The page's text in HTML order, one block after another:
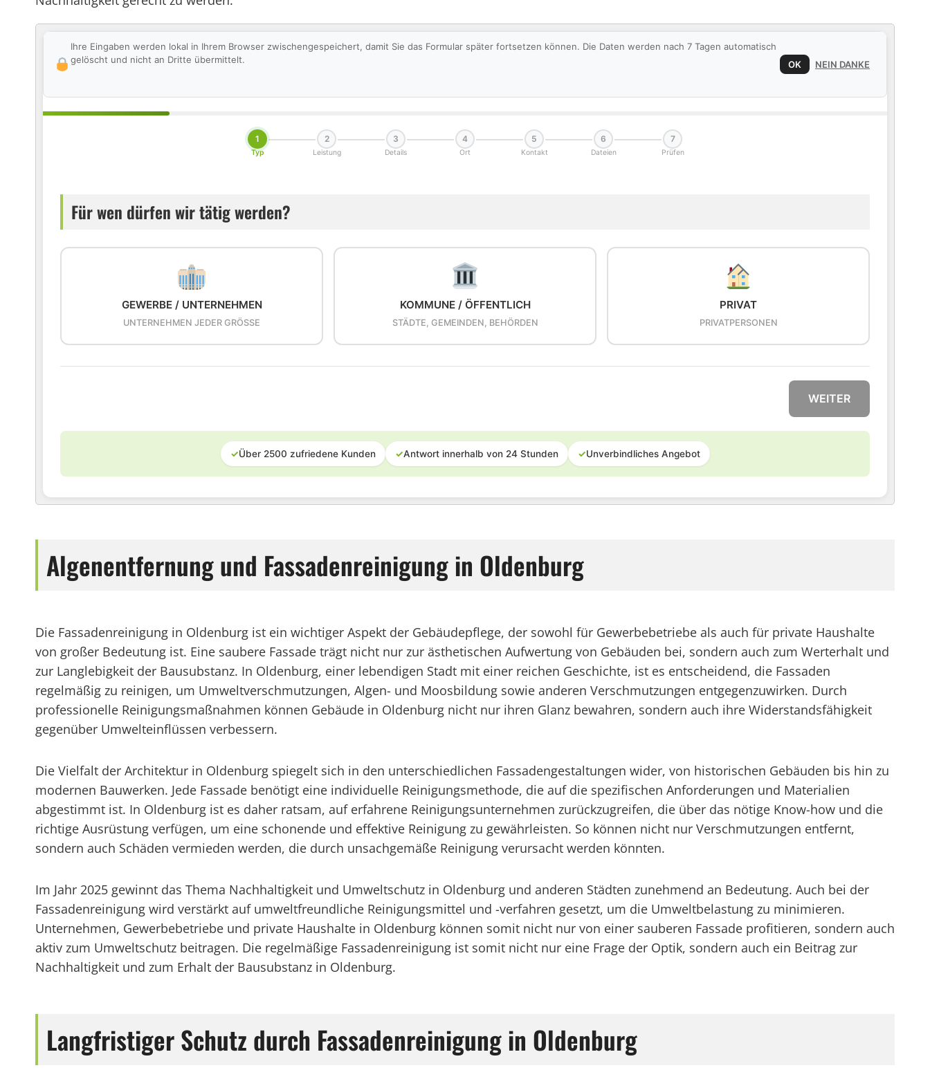
Ihre Eingaben werden lokal in Ihrem Browser zwischengespeichert, damit Sie das Formular später fortsetzen können. Die Daten werden nach 7 Tagen automatisch
gelöscht und nicht an Dritte übermittelt.
OK NEIN DANKE
1
Typ
2
Leistung
3
Details
4
Ort
5
Kontakt
6
Dateien
7
Prüfen
Für wen dürfen wir tätig werden?
GEWERBE / UNTERNEHMEN
UNTERNEHMEN JEDER GRÖSSE
KOMMUNE / ÖFFENTLICH
STÄDTE, GEMEINDEN, BEHÖRDEN
PRIVAT
PRIVATPERSONEN
WEITER
✓Über 2500 zufriedene Kunden ✓Antwort innerhalb von 24 Stunden ✓Unverbindliches Angebot
Algenentfernung und Fassadenreinigung in Oldenburg
Die Fassadenreinigung in Oldenburg ist ein wichtiger Aspekt der Gebäudepflege, der sowohl für Gewerbebetriebe als auch für private Haushalte
von großer Bedeutung ist. Eine saubere Fassade trägt nicht nur zur ästhetischen Aufwertung von Gebäuden bei, sondern auch zum Werterhalt und
zur Langlebigkeit der Bausubstanz. In Oldenburg, einer lebendigen Stadt mit einer reichen Geschichte, ist es entscheidend, die Fassaden
regelmäßig zu reinigen, um Umweltverschmutzungen, Algen- und Moosbildung sowie anderen Verschmutzungen entgegenzuwirken. Durch
professionelle Reinigungsmaßnahmen können Gebäude in Oldenburg nicht nur ihren Glanz bewahren, sondern auch ihre Widerstandsfähigkeit
gegenüber Umwelteinflüssen verbessern.
Die Vielfalt der Architektur in Oldenburg spiegelt sich in den unterschiedlichen Fassadengestaltungen wider, von historischen Gebäuden bis hin zu
modernen Bauwerken. Jede Fassade benötigt eine individuelle Reinigungsmethode, die auf die spezifischen Anforderungen und Materialien
abgestimmt ist. In Oldenburg ist es daher ratsam, auf erfahrene Reinigungsunternehmen zurückzugreifen, die über das nötige Know-how und die
richtige Ausrüstung verfügen, um eine schonende und effektive Reinigung zu gewährleisten. So können nicht nur Verschmutzungen entfernt,
sondern auch Schäden vermieden werden, die durch unsachgemäße Reinigung verursacht werden könnten.
Im Jahr 2025 gewinnt das Thema Nachhaltigkeit und Umweltschutz in Oldenburg und anderen Städten zunehmend an Bedeutung. Auch bei der
Fassadenreinigung wird verstärkt auf umweltfreundliche Reinigungsmittel und -verfahren gesetzt, um die Umweltbelastung zu minimieren.
Unternehmen, Gewerbebetriebe und private Haushalte in Oldenburg können somit nicht nur von einer sauberen Fassade profitieren, sondern auch
aktiv zum Umweltschutz beitragen. Die regelmäßige Fassadenreinigung ist somit nicht nur eine Frage der Optik, sondern auch ein Beitrag zur
Nachhaltigkeit und zum Erhalt der Bausubstanz in Oldenburg.
Langfristiger Schutz durch Fassadenreinigung in Oldenburg